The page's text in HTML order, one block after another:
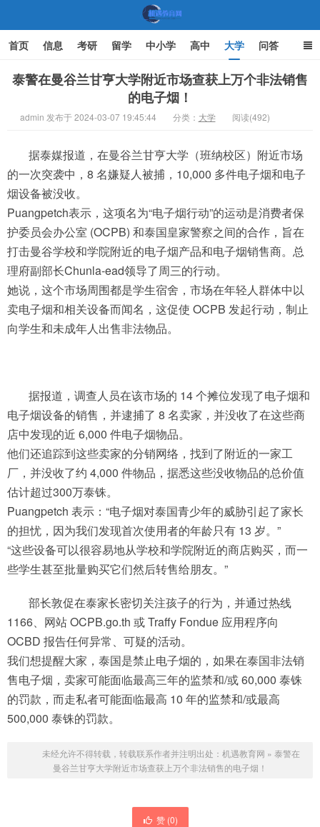
机遇教育网
首页 信息 考研 留学 中小学 高中 大学 问答
文化 家庭教育
泰警在曼谷兰甘亨大学附近市场查获上万个非法销售
的电子烟！
admin 发布于 2024-03-07 19:45:44 分类： 大学 阅读(492)
据泰媒报道，在曼谷兰甘亨大学（班纳校区）附近市场
的一次突袭中，8 名嫌疑人被捕，10,000 多件电子烟和电子
烟设备被没收。
Puangpetch表示，这项名为“电子烟行动”的运动是消费者保
护委员会办公室 (OCPB) 和泰国皇家警察之间的合作，旨在
打击曼谷学校和学院附近的电子烟产品和电子烟销售商。总
理府副部长Chunla-ead领导了周三的行动。
她说，这个市场周围都是学生宿舍，市场在年轻人群体中以
卖电子烟和相关设备而闻名，这促使 OCPB 发起行动，制止
向学生和未成年人出售非法物品。
据报道，调查人员在该市场的 14 个摊位发现了电子烟和
电子烟设备的销售，并逮捕了 8 名卖家，并没收了在这些商
店中发现的近 6,000 件电子烟物品。
他们还追踪到这些卖家的分销网络，找到了附近的一家工
厂，并没收了约 4,000 件物品，据悉这些没收物品的总价值
估计超过300万泰铢。
Puangpetch 表示：“电子烟对泰国青少年的威胁引起了家长
的担忧，因为我们发现首次使用者的年龄只有 13 岁。”
“这些设备可以很容易地从学校和学院附近的商店购买，而一
些学生甚至批量购买它们然后转售给朋友。”
部长敦促在泰家长密切关注孩子的行为，并通过热线
1166、网站 OCPB.go.th 或 Traffy Fondue 应用程序向
OCBD 报告任何异常、可疑的活动。
我们想提醒大家，泰国是禁止电子烟的，如果在泰国非法销
售电子烟，卖家可能面临最高三年的监禁和/或 60,000 泰铢
的罚款，而走私者可能面临最高 10 年的监禁和/或最高
500,000 泰铢的罚款。
未经允许不得转载，转载联系作者并注明出处： 机遇教育网 » 泰警在
曼谷兰甘亨大学附近市场查获上万个非法销售的电子烟！
赞 (0)